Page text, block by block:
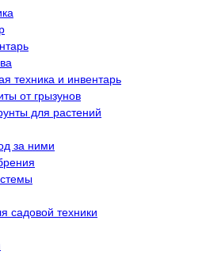
техника и инвентарь
от грызунов
для растений
за ними
садовой техники